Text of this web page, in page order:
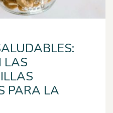
LAS
PARA LA